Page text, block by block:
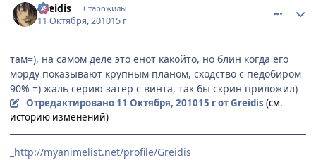
Greidis Старожилы
11 Октября, 201015 г
там=), на самом деле это енот какойто, но блин когда его
морду показывают крупным планом, сходство с педобиром
90% =) жаль серию затер с винта, так бы скрин приложил)
Отредактировано 11 Октября, 201015 гот Greidis (см.
историю изменений)
_http://myanimelist.net/profile/Greidis